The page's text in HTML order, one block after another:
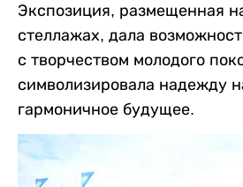
Экспозиция, размещенная
стеллажах, дала
с творчеством молодого
символизировала надежду
гармоничное будущее.